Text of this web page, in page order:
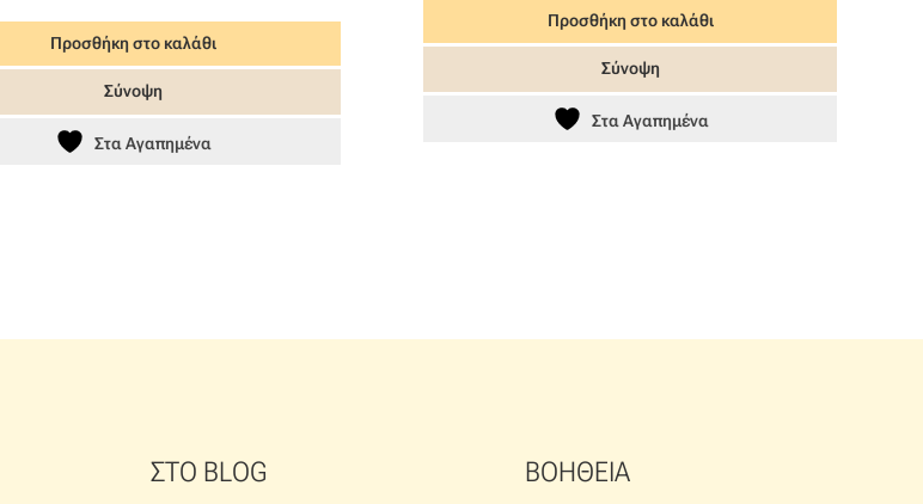
was:
49,00 €.
τιμή
είναι:
34,30 €.
Προσθήκη στο καλάθι
Σύνοψη
Στα Αγαπημένα
was:
19,50 €.
τιμή
είναι:
15,60 €.
Προσθήκη στο καλάθι
Σύνοψη
Στα Αγαπημένα
ΣΤΟ BLOG ΒΟΗΘΕΙΑ